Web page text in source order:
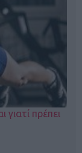
γιατί πρέπει